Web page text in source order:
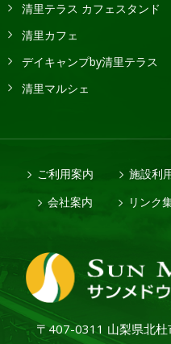
清里テラス カフェスタンド
清里カフェ
デイキャンプby清里テラス
清里マルシェ
ご利用案内 施設利
会社案内
リンク
〒407-0311 山梨県北